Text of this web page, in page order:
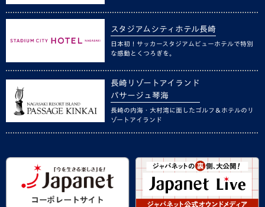
スタジアムシティホテル長崎
日本初！サッカースタジアムビューホテルで特別
な感動とくつろぎを。
長崎リゾートアイランド
パサージュ琴海
長崎の内海・大村湾に面したゴルフ＆ホテルのリ
ゾートアイランド